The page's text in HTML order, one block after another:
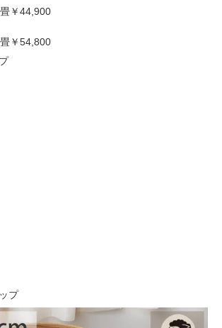
￥44,900
￥54,800
プ